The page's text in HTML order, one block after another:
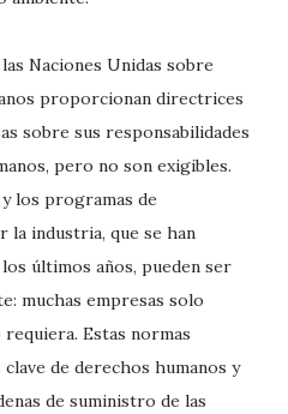
Naciones Unidas sobre
proporcionan directrices
sobre sus responsabilidades
pero no son exigibles.
los programas de
la industria, que se han
últimos años, pueden ser
muchas empresas solo
Estas normas
de derechos humanos y
de suministro de las